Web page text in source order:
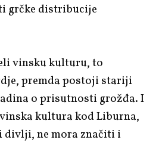
grčke distribucije
vinsku kulturu, to
premda postoji stariji
o prisutnosti grožđa. I
kultura kod Liburna,
divlji, ne mora značiti i